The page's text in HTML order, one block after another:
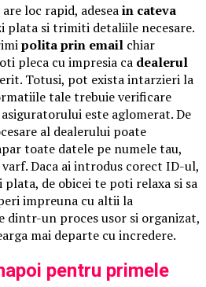
loc rapid, adeseain cateva
plata si trimiti detaliile necesare.
polita prin email chiar
pleca cu impresia ca dealerul
Totusi, pot exista intarzieri la
tale trebuie verificare
este aglomerat. De
al dealerului poate
toate datele pe numele tau,
Daca ai introdus corect ID-ul,
plata, de obicei te poti relaxa si sa
impreuna cu altii la
dintr-un proces usor si organizat,
mai departe cu incredere.
pentru primele